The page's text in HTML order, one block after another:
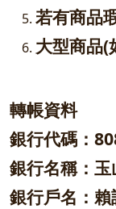
若有商品
大型商品(
轉帳資料
銀行代碼：
銀行名稱：
銀行戶名：賴